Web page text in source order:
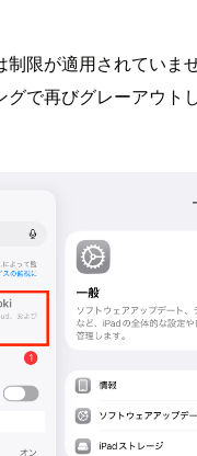
制限が適用されていま
グで再びグレーアウト